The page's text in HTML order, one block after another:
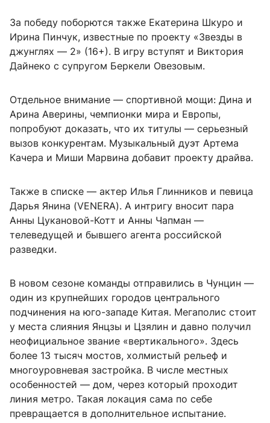
За победу поборются также Екатерина Шкуро и
Ирина Пинчук, известные по проекту «Звезды в
джунглях — 2» (16+). В игру вступят и Виктория
Дайнеко с супругом Беркели Овезовым.
Отдельное внимание — спортивной мощи: Дина и
Арина Аверины, чемпионки мира и Европы,
попробуют доказать, что их титулы — серьезный
вызов конкурентам. Музыкальный дуэт Артема
Качера и Миши Марвина добавит проекту драйва.
Также в списке — актер Илья Глинников и певица
Дарья Янина (VENERA). А интригу вносит пара
Анны Цукановой-Котт и Анны Чапман —
телеведущей и бывшего агента российской
разведки.
В новом сезоне команды отправились в Чунцин —
один из крупнейших городов центрального
подчинения на юго-западе Китая. Мегаполис стоит
у места слияния Янцзы и Цзялин и давно получил
неофициальное звание «вертикального». Здесь
более 13 тысяч мостов, холмистый рельеф и
многоуровневая застройка. В числе местных
особенностей — дом, через который проходит
линия метро. Такая локация сама по себе
превращается в дополнительное испытание.